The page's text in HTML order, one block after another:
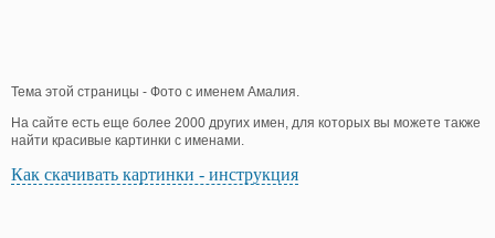
Тема этой страницы - Фото с именем Амалия.
На сайте есть еще более 2000 других имен, для которых вы можете также
найти красивые картинки с именами.
Как скачивать картинки - инструкция